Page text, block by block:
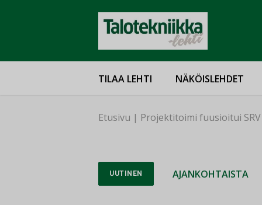
TILAA LEHTI NÄKÖISLEHDET
Etusivu | Projektitoimi fuusioitui
UUTINEN AJANKOHTAISTA